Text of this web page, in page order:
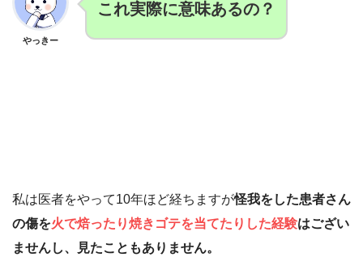
やっきー
これ実際に意味あるの？
私は医者をやって10年ほど経ちますが怪我をした患者さん
の傷を火で焙ったり焼きゴテを当てたりした経験はござい
ませんし、見たこともありません。